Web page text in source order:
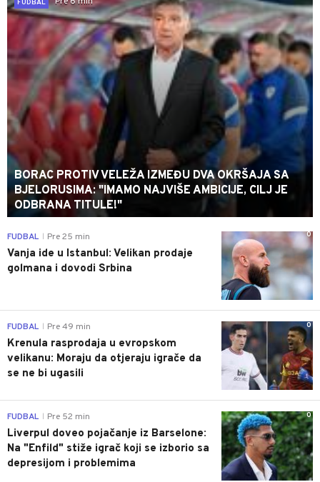
FUDBAL
BORAC PROTIV VELEŽA IZMEĐU DVA OKRŠAJA SA
BJELORUSIMA: "IMAMO NAJVIŠE AMBICIJE, CILJ JE
ODBRANA TITULE!"
0
FUDBAL Pre 25 min
Vanja ide u Istanbul: Velikan prodaje
golmana i dovodi Srbina
0
FUDBAL Pre 49 min
Krenula rasprodaja u evropskom
velikanu: Moraju da otjeraju igrače da
se ne bi ugasili
0
FUDBAL Pre 52 min
Liverpul doveo pojačanje iz Barselone:
Na "Enfild" stiže igrač koji se izborio sa
depresijom i problemima